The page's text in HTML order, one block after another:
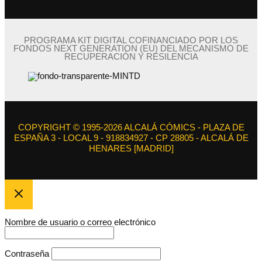
PROGRAMA KIT DIGITAL COFINANCIADO POR LOS
FONDOS NEXT GENERATION (EU) DEL MECANISMO DE
RECUPERACIÓN Y RESILENCIA
COPYRIGHT © 1995-2026 ALCALÁ CÓMICS - PLAZA DE
ESPAÑA 3 - LOCAL 9 - 918834927 - CP 28805 - ALCALÁ DE
HENARES [MADRID]
Nombre de usuario o correo electrónico
Contraseña